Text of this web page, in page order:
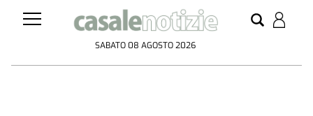
SABATO 08 AGOSTO 2026